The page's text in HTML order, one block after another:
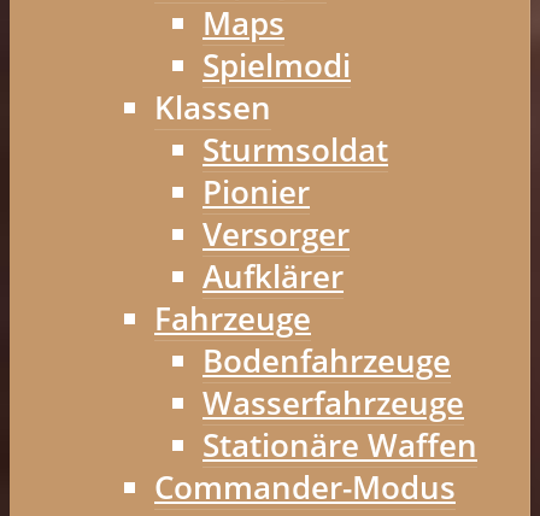
Maps
Spielmodi
Klassen
Sturmsoldat
Pionier
Versorger
Aufklärer
Fahrzeuge
Bodenfahrzeuge
Wasserfahrzeuge
Stationäre Waffen
Commander-Modus